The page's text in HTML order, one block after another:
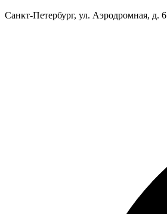
Санкт-Петербург, ул. Аэродромная, д. 6